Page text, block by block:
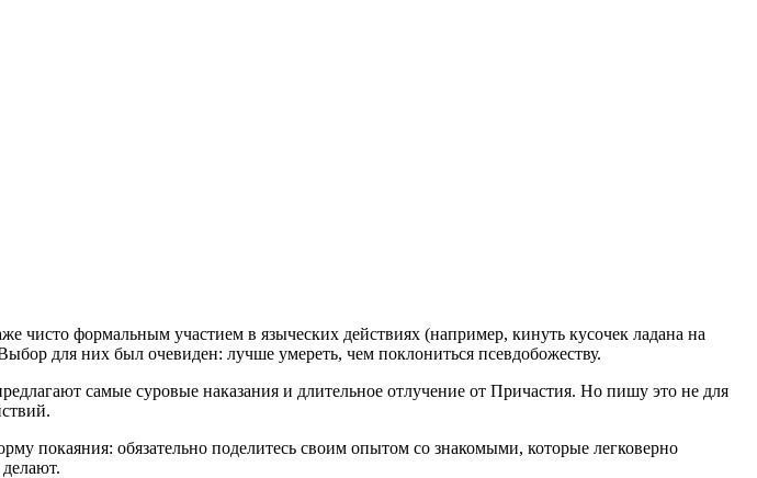
чисто формальным участием в языческих действиях (например, кинуть кусочек ладана на
для них был очевиден: лучше умереть, чем поклониться псевдобожеству.
самые суровые наказания и длительное отлучение от Причастия. Но пишу это не для
покаяния: обязательно поделитесь своим опытом со знакомыми, которые легковерно